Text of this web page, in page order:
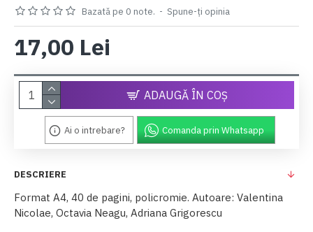
Bazată pe 0 note. - Spune-ţi opinia
17,00 Lei
ADAUGĂ ÎN COŞ
Ai o intrebare? Comanda prin Whatsapp
DESCRIERE
Format A4, 40 de pagini, policromie. Autoare: Valentina
Nicolae, Octavia Neagu, Adriana Grigorescu